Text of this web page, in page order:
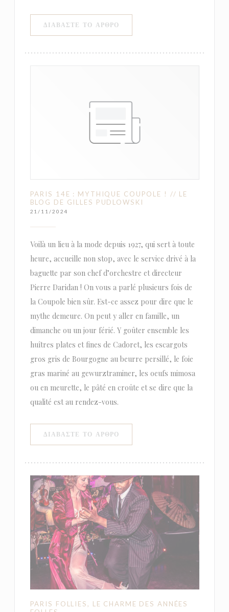
ΔΙΑΒΆΣΤΕ ΤΟ ΆΡΘΡΟ((ΑΝΟΊΓΕΙ ΣΕ ΝΈΟ
PARIS 14E : MYTHIQUE COUPOLE ! // LE
BLOG DE GILLES PUDLOWSKI
21/11/2024
Voilà un lieu à la mode depuis 1927, qui sert à toute
heure, accueille non stop, avec le service drivé à la
baguette par son chef d’orchestre et directeur
Pierre Daridan ! On vous a parlé plusieurs fois de
la Coupole bien sûr. Est-ce assez pour dire que le
mythe demeure. On peut y aller en famille, un
dimanche ou un jour férié. Y goûter ensemble les
huîtres plates et fines de Cadoret, les escargots
gros gris de Bourgogne au beurre persillé, le foie
gras mariné au gewurztraminer, les oeufs mimosa
ou en meurette, le pâté en croûte et se dire que la
qualité est au rendez-vous.
ΔΙΑΒΆΣΤΕ ΤΟ ΆΡΘΡΟ((ΑΝΟΊΓΕΙ ΣΕ ΝΈΟ
PARIS FOLLIES, LE CHARME DES ANNÉES